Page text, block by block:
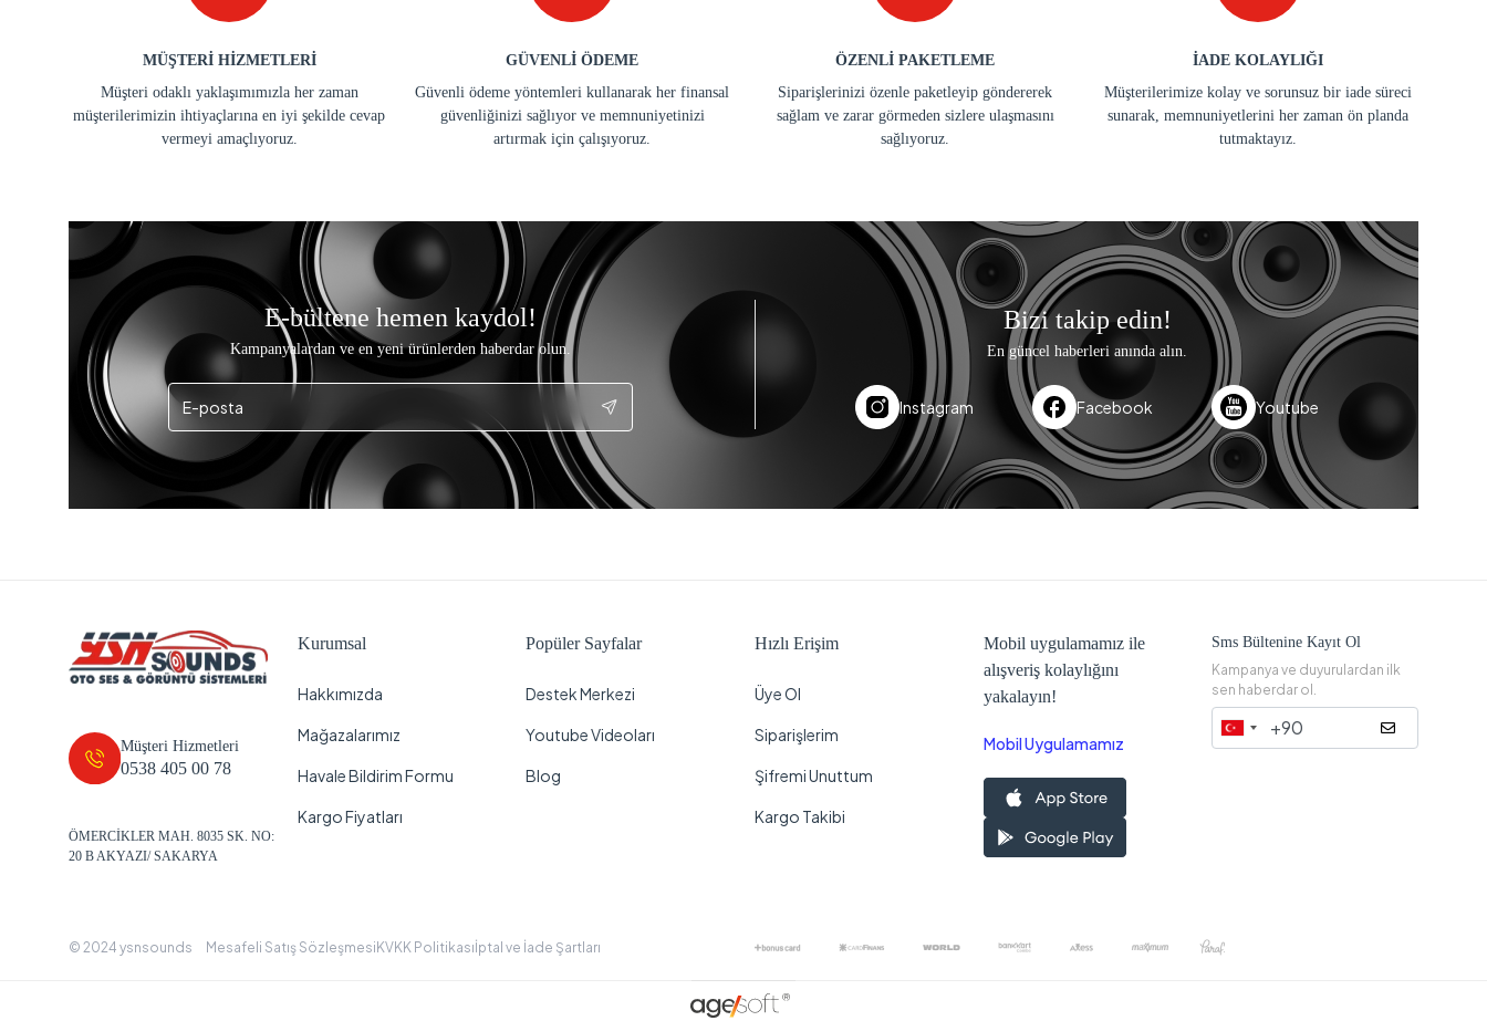
DRİVETEC
DURACELL
DYNAMAT
EUROTEC
Everest
FOR-X
FULLSOUND
Fully
GP
GRATİA
HARARET
JBL
JVC
KENWOOD
KİNGVOX
KİNGWİN
Ledon
MÜŞTERİ HİZMETLERİ
Müşteri odaklı yaklaşımımızla her zaman
müşterilerimizin ihtiyaçlarına en iyi şekilde cevap
vermeyi amaçlıyoruz.
GÜVENLİ ÖDEME
Güvenli ödeme yöntemleri kullanarak her finansal
güvenliğinizi sağlıyor ve memnuniyetinizi
artırmak için çalışıyoruz.
ÖZENLİ PAKETLEME
Siparişlerinizi özenle paketleyip göndererek
sağlam ve zarar görmeden sizlere ulaşmasını
sağlıyoruz.
İADE KOLAYLIĞI
Müşterilerimize kolay ve sorunsuz bir iade süreci
sunarak, memnuniyetlerini her zaman ön planda
tutmaktayız.
E-bültene hemen kaydol!
Kampanyalardan ve en yeni ürünlerden haberdar olun.
Bizi takip edin!
En güncel haberleri anında alın.
Instagram Facebook Youtube
Müşteri Hizmetleri
0538 405 00 78
ÖMERCİKLER MAH. 8035 SK. NO:
20 B AKYAZI/ SAKARYA
Kurumsal
Hakkımızda
Mağazalarımız
Havale Bildirim Formu
Kargo Fiyatları
Popüler Sayfalar
Destek Merkezi
Youtube Videoları
Blog
Hızlı Erişim
Üye Ol
Siparişlerim
Şifremi Unuttum
Kargo Takibi
Mobil uygulamamız ile
alışveriş kolaylığını
yakalayın!
Mobil Uygulamamız
Sms Bültenine Kayıt Ol
Kampanya ve duyurulardan ilk
sen haberdar ol.
© 2024 ysnsounds Mesafeli Satış SözleşmesiKVKK Politikasıİptal ve İade Şartları